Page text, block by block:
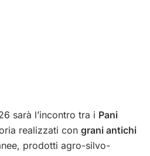
sarà l’incontro tra i Pani
realizzati con grani antichi
prodotti agro-silvo-